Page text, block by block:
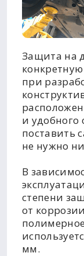
Защита на
при
и удобного
поставить
не нужно
В
степени
от
мм.